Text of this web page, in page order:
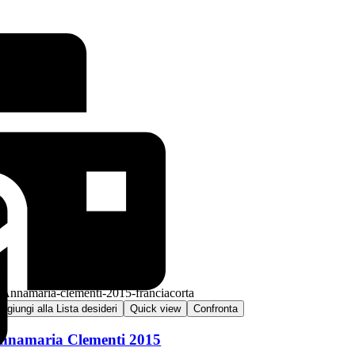
Aggiungi alla Lista desideri Quick view Confronta
Clementi 2015